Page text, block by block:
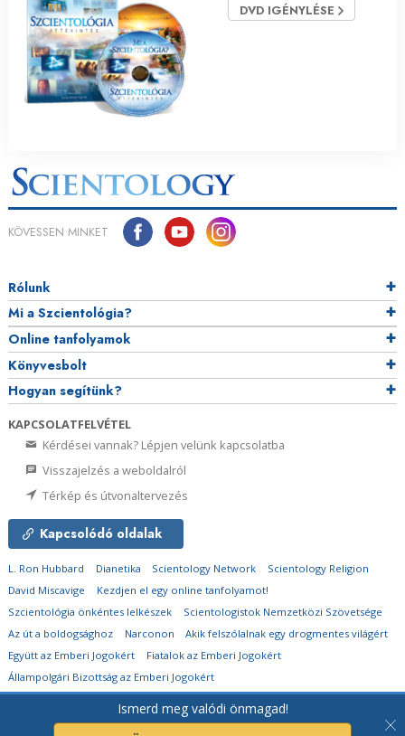
DVD IGÉNYLÉSE
Ismerd meg valódi önmagad!
KÖVESSEN MINKET
Rólunk
Mi a Szcientológia?
Online tanfolyamok
Könyvesbolt
Hogyan segítünk?
KAPCSOLATFELVÉTEL
Kérdései vannak? Lépjen velünk kapcsolatba
Visszajelzés a weboldalról
Térkép és útvonaltervezés
Kapcsolódó oldalak
L. Ron Hubbard Dianetika Scientology Network
Scientology Religion
David Miscavige
Kezdjen el egy online tanfolyamot!
Szcientológia önkéntes lelkészek
Scientologistok Nemzetközi Szövetsége
Az út a boldogsághoz
Narconon
Akik felszólalnak egy drogmentes világért
Együtt az Emberi Jogokért
Fiatalok az Emberi Jogokért
Állampolgári Bizottság az Emberi Jogokért
Church of Scientology Flag Ship Service Organization.
fenntartva.Adatvédelmi megjegyzés•Cookie-irányelvek•Használati feltételek•